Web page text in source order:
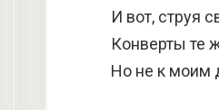
И вот, струя
Конверты те
Но не к моим